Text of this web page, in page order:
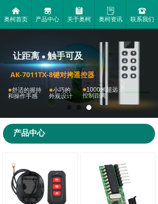
낀
奥柯首页
끵
产品中心
뀳
关于奥柯
ꂓ
奥柯资讯
뀰
联系我们
产品中心
让距离●触手可及
AK-7011TX-8键对拷遥控器
●舒适的握持
和操作手感
●小巧的
外观设计
●1000米超远
控制距离
自发电才环保
无线控制插座系列
KNOW YOU
微动能自发电捕获技术
遥控按钮终身兔电池
绿色环保无污染
免布线随意贴
了解更多